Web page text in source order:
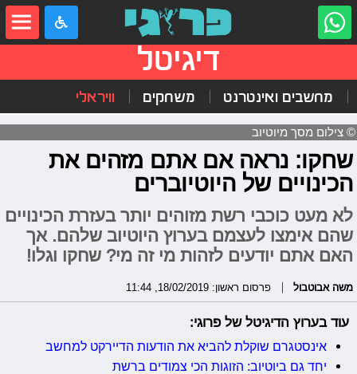
דיגיטל
מחשבים ואינטרנט משחקים וויראלי
© צילום מסך מיוטיוב
שחקו: נראה אם אתם מזהים את
הכינויים של היוטיוברים
לא מעט כוכבי רשת מזוהים יותר בעזרת הכינויים
שהם אימצו לעצמם בערוץ היוטיוב שלהם. אך
האם אתם יודעים לזהות מי זה מי? שחקו וגלו!
משה אבוטבול פרסום ראשון: 18/02/2019, 11:44
עוד בערוץ הדיגיטל של פרוגי:
אינסטגרם שוקלת להביא את הודעות הדיירקט למחשב
יחד גם ביוטיוב: הזוגות הכי צמודים ברשת